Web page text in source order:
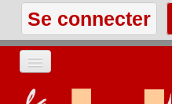
Se connecter
ACCUEIL